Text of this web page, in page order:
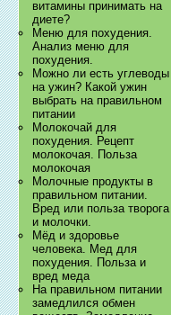
витамины принимать на
диете?
Меню для похудения.
Анализ меню для
похудения.
Можно ли есть углеводы
на ужин? Какой ужин
выбрать на правильном
питании
Молокочай для
похудения. Рецепт
молокочая. Польза
молокочая
Молочные продукты в
правильном питании.
Вред или польза творога
и молочки.
Мёд и здоровье
человека. Мед для
похудения. Польза и
вред меда
На правильном питании
замедлился обмен